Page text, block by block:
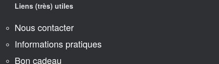
Liens (très) utiles
Nous contacter
Informations pratiques
Bon cadeau